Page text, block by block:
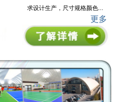
求设计生产，尺寸规格颜色...
更多